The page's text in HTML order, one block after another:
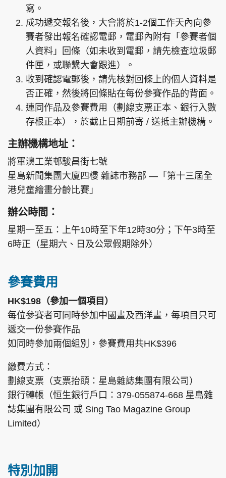
寫。
成功遞交報名後，大會將於1-2個工作天內向參
賽者發出報名確認電郵，電郵內附有「參賽者個
人資料」回條（如未收到電郵，請先檢查垃圾郵
件匣，或聯繫大會跟進）。
收到確認電郵後，請先核對回條上的個人資料是
否正確，然後將回條貼在每份參賽作品的背面。
連同作品及參賽費用（劃線支票正本、銀行入數
存根正本），於截止日期前寄 / 送抵主辦機構。
主辦機構地址：
將軍澳工業邨駿昌街七號
星島新聞集團大廈四樓 雜誌市務部 —「第十三屆全
港兒童繪畫分齡比賽」
辦公時間：
星期一至五：上午10時至下年12時30分；下午3時至
6時正（星期六、日及公眾假期除外）
參賽費用
HK$198（參加一個項目）
每位參賽者可同時參加中國畫及西洋畫，每項目只可
遞交一份參賽作品
如同時參加兩個組別，參賽費用共HK$396
繳費方式：
劃線支票（支票抬頭：星島雜誌集團有限公司）
銀行轉帳（恒生銀行戶口：379-055874-668 星島雜
誌集團有限公司 或 Sing Tao Magazine Group
Limited）
特別加開